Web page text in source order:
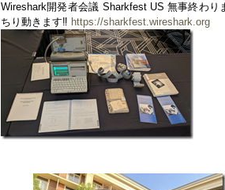
Wireshark開発者会議 Sharkfest US 無事終わ
ちり動きます‼︎ https://sharkfest.wireshark.org